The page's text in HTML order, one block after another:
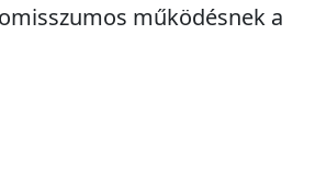
működésnek a